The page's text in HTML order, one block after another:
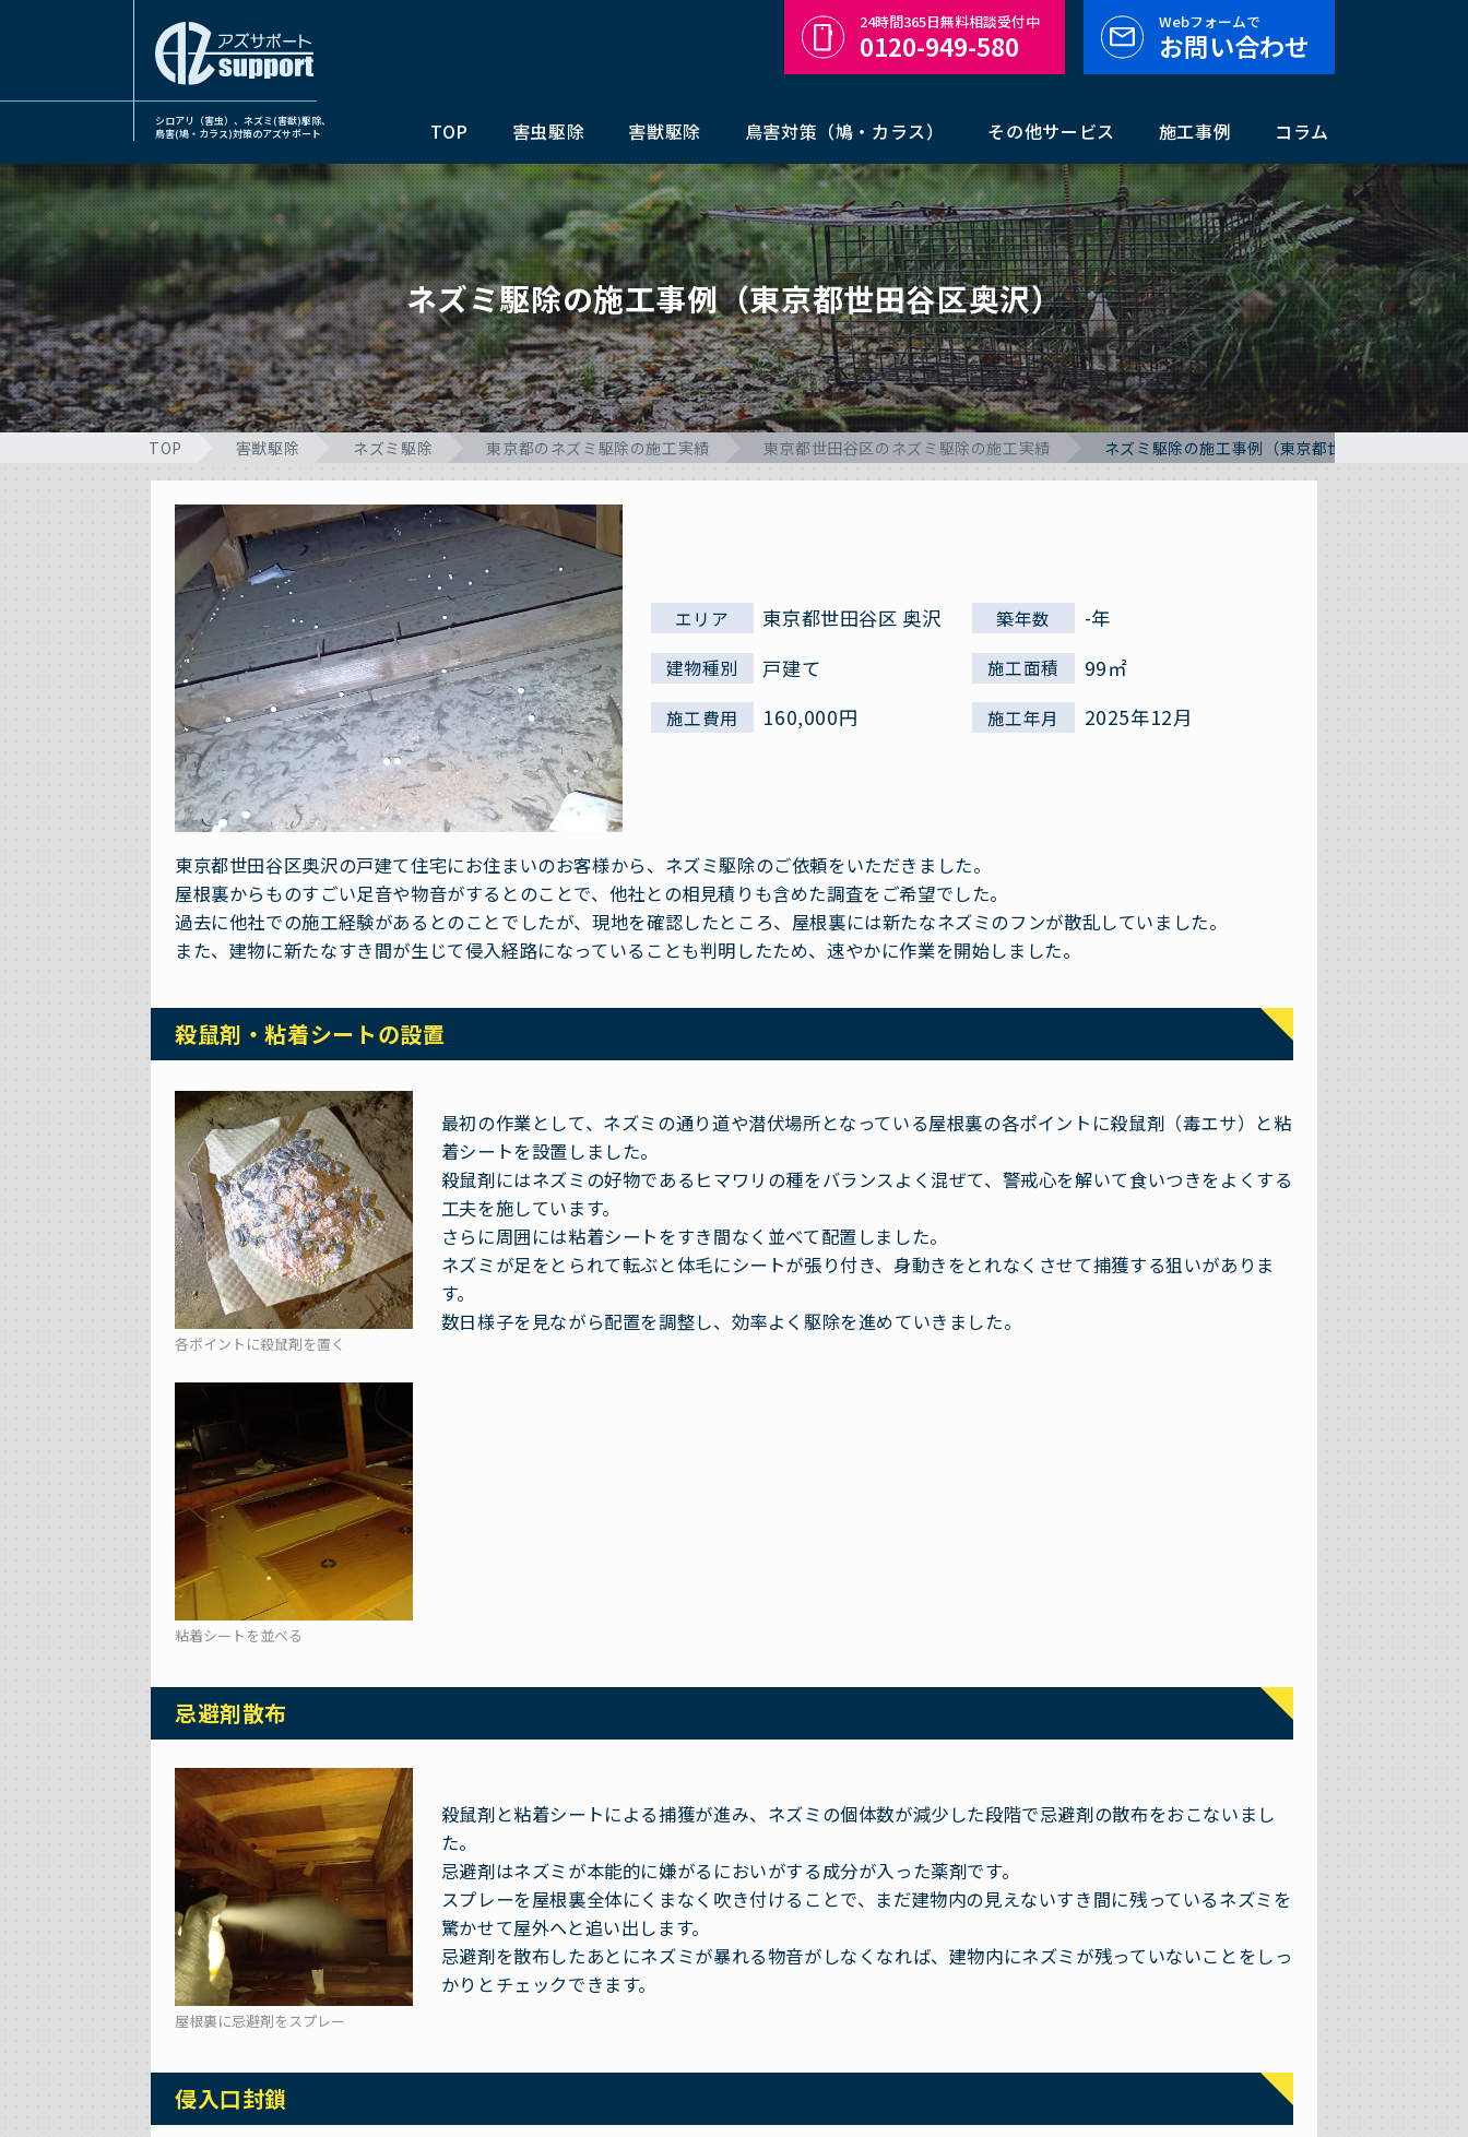
シロアリ（害虫）、ネズミ(害獣)駆除、
鳥害(鳩・カラス)対策のアズサポート
TOP 害虫駆除 害獣駆除 鳥害対策（鳩・カラス） その他サービス 施工事例 コラム
24時間365日無料相談受付中
0120-949-580
Webフォームで
お問い合わせ
ネズミ駆除の施工事例（東京都世田谷区奥沢）
TOP 害獣駆除 ネズミ駆除 東京都のネズミ駆除の施工実績 東京都世田谷区のネズミ駆除の施工実績 ネズミ駆除の施工事例（東京都世田谷区奥沢）
エリア 東京都世田谷区 奥沢 築年数 -年
建物種別 戸建て 施工面積 99㎡
施工費用 160,000円 施工年月 2025年12月
東京都世田谷区奥沢の戸建て住宅にお住まいのお客様から、ネズミ駆除のご依頼をいただきました。
屋根裏からものすごい足音や物音がするとのことで、他社との相見積りも含めた調査をご希望でした。
過去に他社での施工経験があるとのことでしたが、現地を確認したところ、屋根裏には新たなネズミのフンが散乱していました。
また、建物に新たなすき間が生じて侵入経路になっていることも判明したため、速やかに作業を開始しました。
殺鼠剤・粘着シートの設置
各ポイントに殺鼠剤を置く
最初の作業として、ネズミの通り道や潜伏場所となっている屋根裏の各ポイントに殺鼠剤（毒エサ）と粘
着シートを設置しました。
殺鼠剤にはネズミの好物であるヒマワリの種をバランスよく混ぜて、警戒心を解いて食いつきをよくする
工夫を施しています。
さらに周囲には粘着シートをすき間なく並べて配置しました。
ネズミが足をとられて転ぶと体毛にシートが張り付き、身動きをとれなくさせて捕獲する狙いがありま
す。
数日様子を見ながら配置を調整し、効率よく駆除を進めていきました。
粘着シートを並べる
忌避剤散布
屋根裏に忌避剤をスプレー
殺鼠剤と粘着シートによる捕獲が進み、ネズミの個体数が減少した段階で忌避剤の散布をおこないまし
た。
忌避剤はネズミが本能的に嫌がるにおいがする成分が入った薬剤です。
スプレーを屋根裏全体にくまなく吹き付けることで、まだ建物内の見えないすき間に残っているネズミを
驚かせて屋外へと追い出します。
忌避剤を散布したあとにネズミが暴れる物音がしなくなれば、建物内にネズミが残っていないことをしっ
かりとチェックできます。
侵入口封鎖